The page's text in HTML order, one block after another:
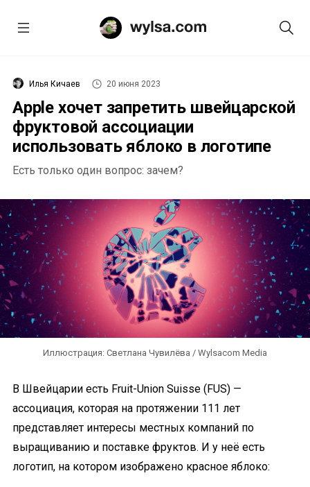
Илья Кичаев 20 июня 2023
Apple хочет запретить швейцарской
фруктовой ассоциации
использовать яблоко в логотипе
Есть только один вопрос: зачем?
Иллюстрация: Светлана Чувилёва / Wylsacom Media
В Швейцарии есть Fruit-Union Suisse (FUS) —
ассоциация, которая на протяжении 111 лет
представляет интересы местных компаний по
выращиванию и поставке фруктов. И у неё есть
логотип, на котором изображено красное яблоко: